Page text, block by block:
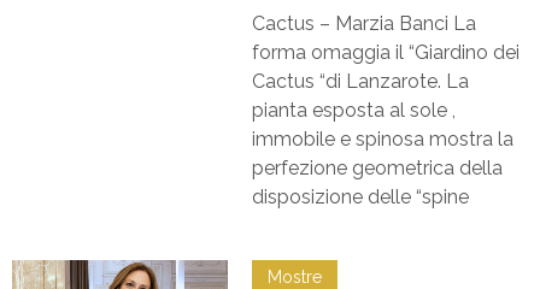
Cactus – Marzia Banci La
forma omaggia il “Giardino dei
Cactus “di Lanzarote. La
pianta esposta al sole ,
immobile e spinosa mostra la
perfezione geometrica della
disposizione delle “spine
Mostre